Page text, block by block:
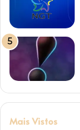
Mais Vistos